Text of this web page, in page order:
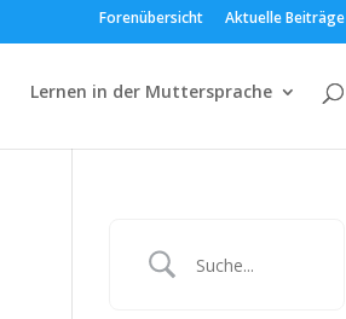
Forenübersicht Aktuelle Beiträge
Lernen in der Muttersprache